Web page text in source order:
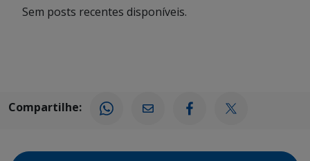
Sem posts recentes disponíveis.
Compartilhe: